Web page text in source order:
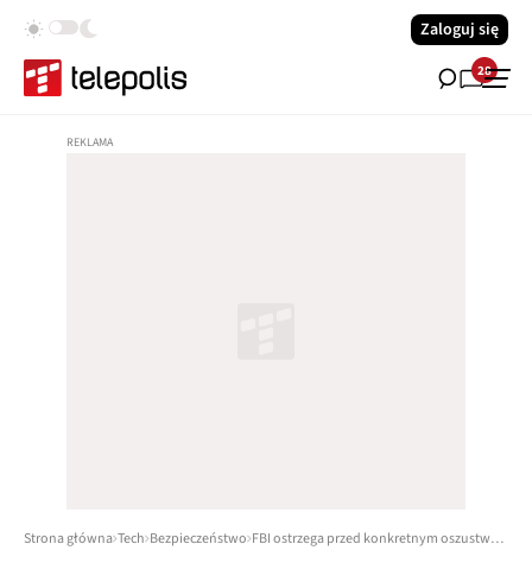
Zaloguj się
28
Strona główna Tech Bezpieczeństwo FBI ostrzega przed konkretnym oszustwem. W Polsce też to tak działa